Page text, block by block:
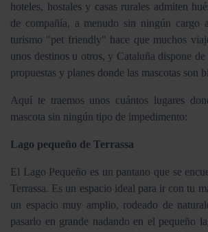
hoteles, hostales y casas rurales admiten
de compañía, a menudo sin ningún cargo
turismo "pet friendly" hace que muchos
unos destinos u otros, y Cataluña dispone
propuestas y planes donde las mascotas son
Aquí te traemos unos cuántos lugares
mascota sin ningún tipo de impedimento:
Lago pequeño de Terrassa
El Lago Pequeño es un pantano que se
Terrassa. Es un espacio ideal para ir con tu
un espacio muy amplio, rodeado de
pasarlo en grande nadando en el pequeño